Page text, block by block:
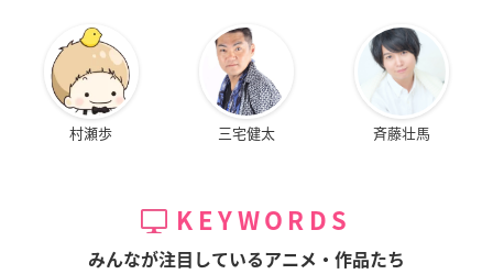
村瀬歩 三宅健太 斉藤壮馬
KEYWORDS
みんなが注目しているアニメ・作品たち